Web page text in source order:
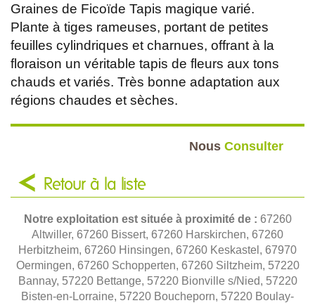
Graines de Ficoïde Tapis magique varié.
Plante à tiges rameuses, portant de petites
feuilles cylindriques et charnues, offrant à la
floraison un véritable tapis de fleurs aux tons
chauds et variés. Très bonne adaptation aux
régions chaudes et sèches.
Nous Consulter
Retour à la liste
Notre exploitation est située à proximité de : 67260
Altwiller, 67260 Bissert, 67260 Harskirchen, 67260
Herbitzheim, 67260 Hinsingen, 67260 Keskastel, 67970
Oermingen, 67260 Schopperten, 67260 Siltzheim, 57220
Bannay, 57220 Bettange, 57220 Bionville s/Nied, 57220
Bisten-en-Lorraine, 57220 Boucheporn, 57220 Boulay-